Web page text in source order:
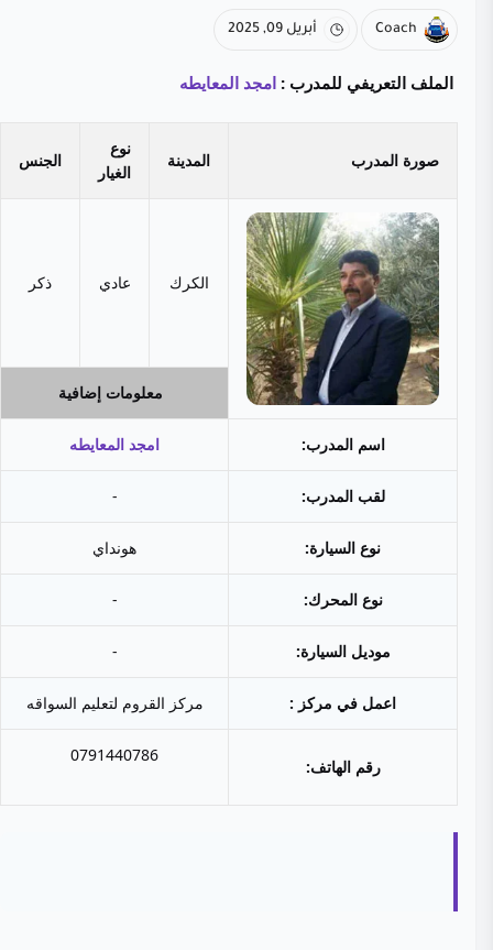
Coach أبريل 09, 2025
الملف التعريفي للمدرب : امجد المعايطه
صورة المدرب المدينة
نوع
الغيار
الجنس
الكرك عادي ذكر
معلومات إضافية
اسم المدرب: امجد المعايطه
لقب المدرب: -
نوع السيارة: هونداي
نوع المحرك: -
موديل السيارة: -
اعمل في مركز : مركز القروم لتعليم السواقه
رقم الهاتف:
0791440786